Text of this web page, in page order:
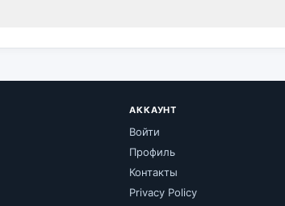
АККАУНТ
Войти
Профиль
Контакты
Privacy Policy